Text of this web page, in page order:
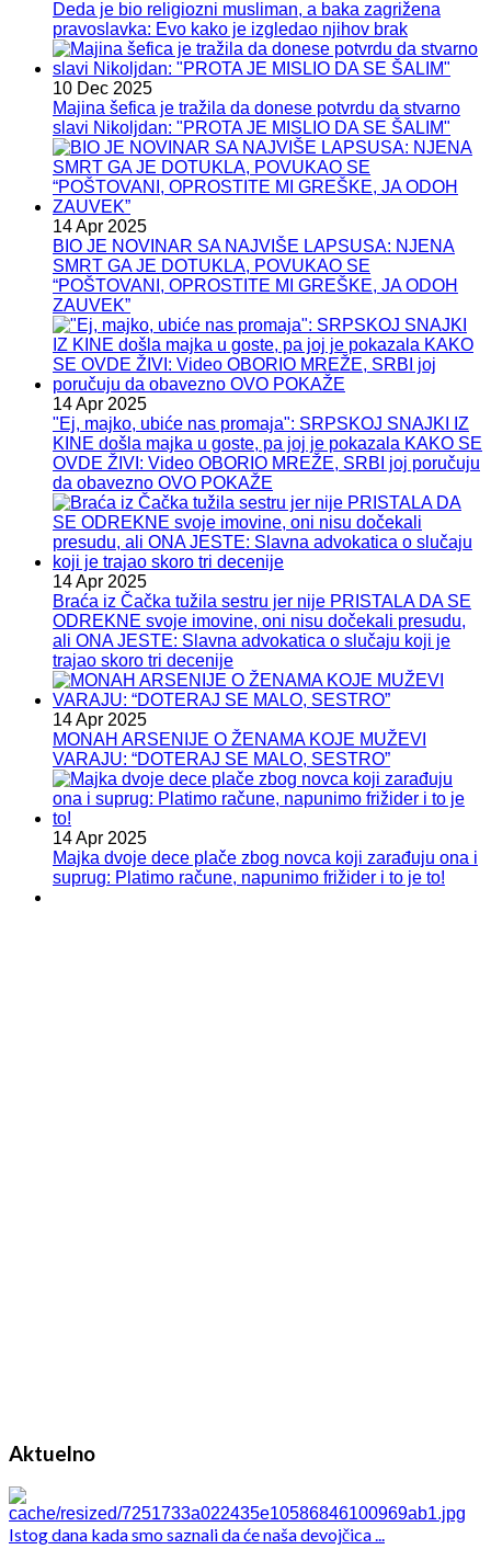
Deda je bio religiozni musliman, a baka zagrižena
pravoslavka: Evo kako je izgledao njihov brak
10 Dec 2025
Majina šefica je tražila da donese potvrdu da stvarno
slavi Nikoljdan: "PROTA JE MISLIO DA SE ŠALIM"
14 Apr 2025
BIO JE NOVINAR SA NAJVIŠE LAPSUSA: NJENA
SMRT GA JE DOTUKLA, POVUKAO SE
“POŠTOVANI, OPROSTITE MI GREŠKE, JA ODOH
ZAUVEK”
14 Apr 2025
"Ej, majko, ubiće nas promaja": SRPSKOJ SNAJKI IZ
KINE došla majka u goste, pa joj je pokazala KAKO SE
OVDE ŽIVI: Video OBORIO MREŽE, SRBI joj poručuju
da obavezno OVO POKAŽE
14 Apr 2025
Braća iz Čačka tužila sestru jer nije PRISTALA DA SE
ODREKNE svoje imovine, oni nisu dočekali presudu,
ali ONA JESTE: Slavna advokatica o slučaju koji je
trajao skoro tri decenije
14 Apr 2025
MONAH ARSENIJE O ŽENAMA KOJE MUŽEVI
VARAJU: “DOTERAJ SE MALO, SESTRO”
14 Apr 2025
Majka dvoje dece plače zbog novca koji zarađuju ona i
suprug: Platimo račune, napunimo frižider i to je to!
Aktuelno
Istog dana kada smo saznali da će naša devojčica ...